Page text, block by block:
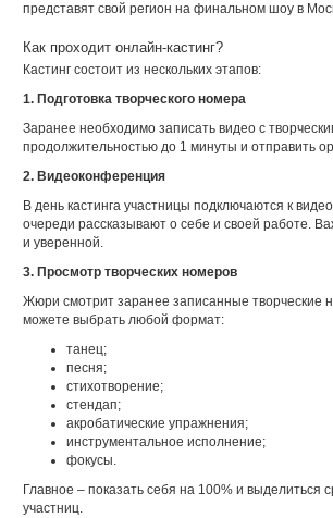
представят свой регион на финальном шоу в
Как проходит онлайн-кастинг?
Кастинг состоит из нескольких этапов:
1. Подготовка творческого номера
Заранее необходимо записать видео с
продолжительностью до 1 минуты и отправить
2. Видеоконференция
В день кастинга участницы подключаются к
очереди рассказывают о себе и своей работе.
и уверенной.
3. Просмотр творческих номеров
Жюри смотрит заранее записанные творческие
можете выбрать любой формат:
танец;
песня;
стихотворение;
стендап;
акробатические упражнения;
инструментальное исполнение;
фокусы.
Главное – показать себя на 100% и выделиться
участниц.